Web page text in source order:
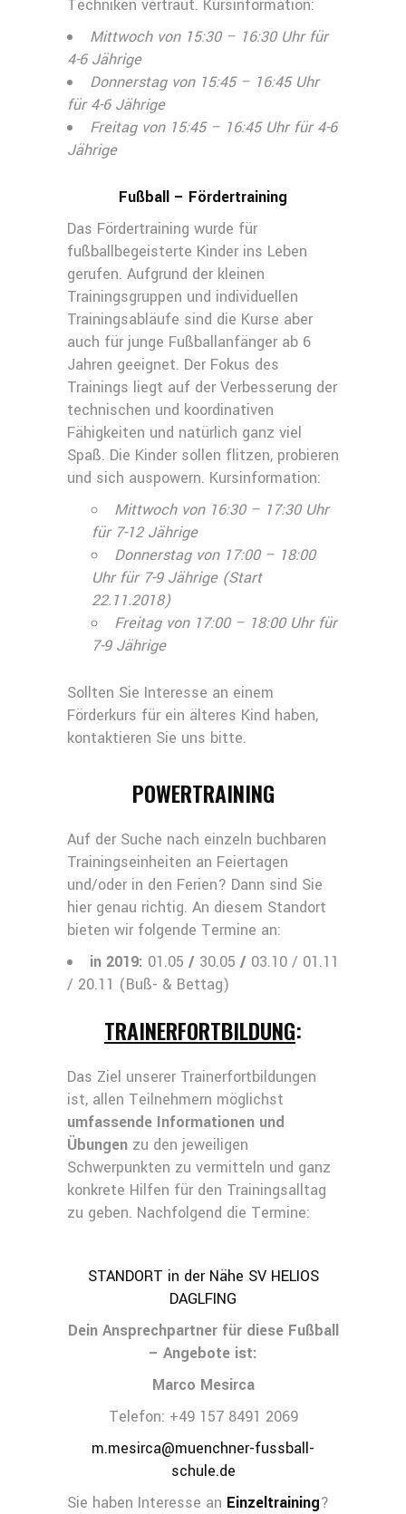
Techniken vertraut. Kursinformation:
Mittwoch von 15:30 – 16:30 Uhr für
4-6 Jährige
Donnerstag von 15:45 – 16:45 Uhr
für 4-6 Jährige
Freitag von 15:45 – 16:45 Uhr für 4-6
Jährige
Fußball – Fördertraining
Das Fördertraining wurde für
fußballbegeisterte Kinder ins Leben
gerufen. Aufgrund der kleinen
Trainingsgruppen und individuellen
Trainingsabläufe sind die Kurse aber
auch für junge Fußballanfänger ab 6
Jahren geeignet. Der Fokus des
Trainings liegt auf der Verbesserung der
technischen und koordinativen
Fähigkeiten und natürlich ganz viel
Spaß. Die Kinder sollen flitzen, probieren
und sich auspowern. Kursinformation:
Mittwoch von 16:30 – 17:30 Uhr
für 7-12 Jährige
Donnerstag von 17:00 – 18:00
Uhr für 7-9 Jährige (Start
22.11.2018)
Freitag von 17:00 – 18:00 Uhr für
7-9 Jährige
Sollten Sie Interesse an einem
Förderkurs für ein älteres Kind haben,
kontaktieren Sie uns bitte.
POWERTRAINING
Auf der Suche nach einzeln buchbaren
Trainingseinheiten an Feiertagen
und/oder in den Ferien? Dann sind Sie
hier genau richtig. An diesem Standort
bieten wir folgende Termine an:
in 2019: 01.05 / 30.05 / 03.10 / 01.11
/ 20.11 (Buß- & Bettag)
TRAINERFORTBILDUNG:
Das Ziel unserer Trainerfortbildungen
ist, allen Teilnehmern möglichst
umfassende Informationen und
Übungen zu den jeweiligen
Schwerpunkten zu vermitteln und ganz
konkrete Hilfen für den Trainingsalltag
zu geben. Nachfolgend die Termine:
STANDORT in der Nähe SV HELIOS
DAGLFING
Dein Ansprechpartner für diese Fußball
– Angebote ist:
Marco Mesirca
Telefon: +49 157 8491 2069
m.mesirca@muenchner-fussball-
schule.de
Sie haben Interesse an Einzeltraining?